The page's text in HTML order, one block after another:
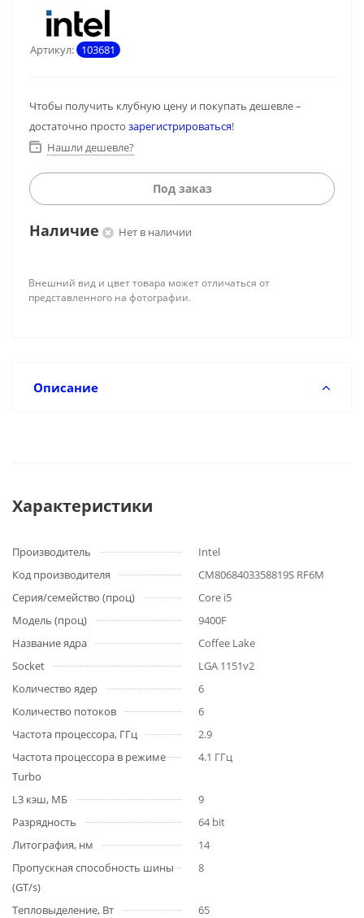
Артикул: 103681
Чтобы получить клубную цену и покупать дешевле –
достаточно просто зарегистрироваться!
Нашли дешевле?
Под заказ
Наличие Нет в наличии
Внешний вид и цвет товара может отличаться от
представленного на фотографии.
Описание
Характеристики
Производитель
Intel
Код производителя
CM8068403358819S RF6M
Серия/семейство (проц)
Core i5
Модель (проц)
9400F
Название ядра
Coffee Lake
Socket
LGA 1151v2
Количество ядер
6
Количество потоков
6
Частота процессора, ГГц
2.9
Частота процессора в режиме
Turbo
4.1 ГГц
L3 кэш, МБ
9
Разрядность
64 bit
Литография, нм
14
Пропускная способность шины
(GT/s)
8
Тепловыделение, Вт
65